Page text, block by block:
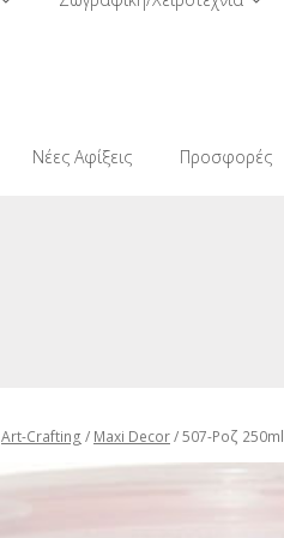
Νέες Αφίξεις Προσφορές
Art-Crafting / Maxi Decor/ 507-Ροζ 250ml